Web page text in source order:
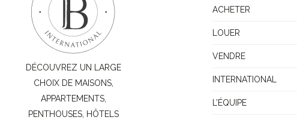
DÉCOUVREZ UN LARGE
CHOIX DE MAISONS,
APPARTEMENTS,
PENTHOUSES, HÔTELS
ACHETER
LOUER
VENDRE
INTERNATIONAL
L’ÉQUIPE